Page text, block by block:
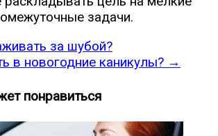
задачи.
за шубой?
в новогодние каникулы? →
понравиться